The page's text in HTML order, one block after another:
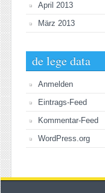
April 2013
März 2013
de lege data
Anmelden
Eintrags-Feed
Kommentar-Feed
WordPress.org